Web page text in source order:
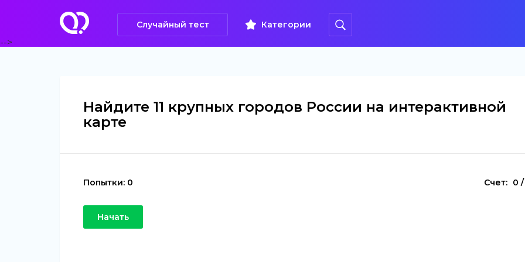
Случайный тест Категории
-->
Найдите 11 крупных городов России на интерактивной
карте
Попытки: 0 Счет: 0
Начать